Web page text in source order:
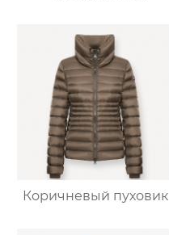
Коричневый пуховик